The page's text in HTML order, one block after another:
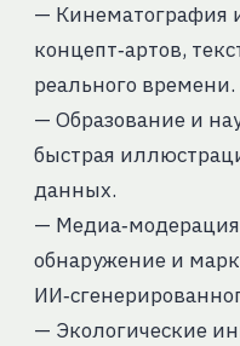
— Кинематография
концепт‑артов,
реального времени.
— Образование и
быстрая
данных.
—
обнаружение и
— Экологические